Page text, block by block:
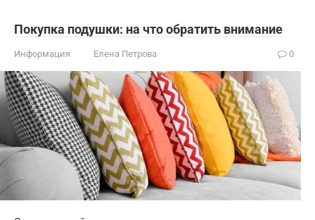
Покупка подушки: на что обратить внимание
Информация Елена Петрова 0